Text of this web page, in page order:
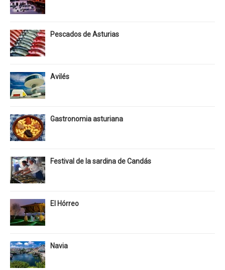
Pescados de Asturias
Avilés
Gastronomia asturiana
Festival de la sardina de Candás
El Hórreo
Navia